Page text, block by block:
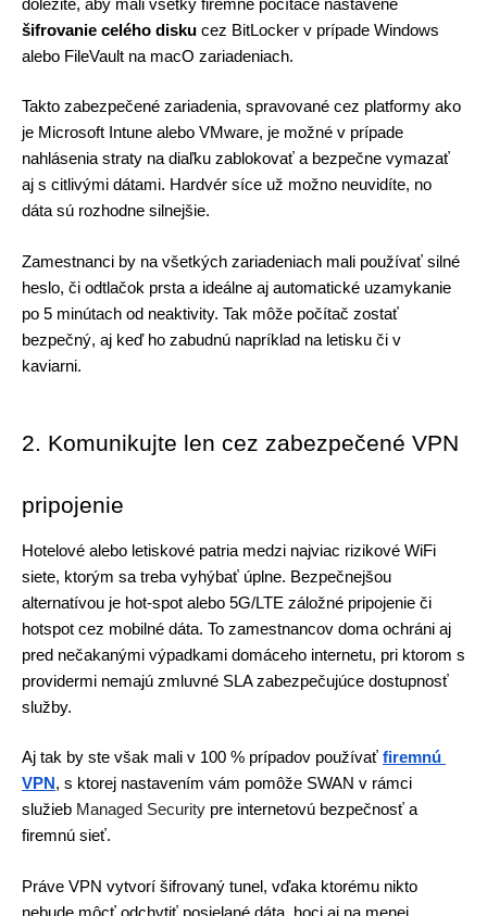
šifrovanie celého disku cez BitLocker v prípade Windows
alebo FileVault na macO zariadeniach.
Takto zabezpečené zariadenia, spravované cez platformy ako
je Microsoft Intune alebo VMware, je možné v prípade
nahlásenia straty na diaľku zablokovať a bezpečne vymazať
aj s citlivými dátami. Hardvér síce už možno neuvidíte, no
dáta sú rozhodne silnejšie.
Zamestnanci by na všetkých zariadeniach mali používať silné
heslo, či odtlačok prsta a ideálne aj automatické uzamykanie
po 5 minútach od neaktivity. Tak môže počítač zostať
bezpečný, aj keď ho zabudnú napríklad na letisku či v
kaviarni.
2. Komunikujte len cez zabezpečené VPN
pripojenie
Hotelové alebo letiskové patria medzi najviac rizikové WiFi
siete, ktorým sa treba vyhýbať úplne. Bezpečnejšou
alternatívou je hot-spot alebo 5G/LTE záložné pripojenie či
hotspot cez mobilné dáta. To zamestnancov doma ochráni aj
pred nečakanými výpadkami domáceho internetu, pri ktorom s
providermi nemajú zmluvné SLA zabezpečujúce dostupnosť
služby.
Aj tak by ste však mali v 100 % prípadov používať firemnú
VPN , s ktorej nastavením vám pomôže SWAN v rámci
služieb Managed Security pre internetovú bezpečnosť a
firemnú sieť.
Práve VPN vytvorí šifrovaný tunel, vďaka ktorému nikto
nebude môcť odchytiť posielané dáta, hoci aj na menej